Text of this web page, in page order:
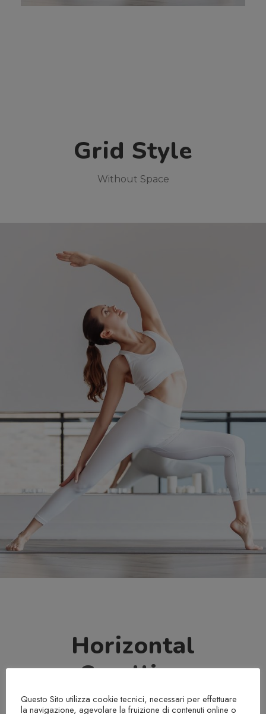
Grid Style
Without Space
Horizontal
Scrolling
Hover With Center Caption
Questo Sito utilizza cookie tecnici, necessari per effettuare
la navigazione, agevolare la fruizione di contenuti online o